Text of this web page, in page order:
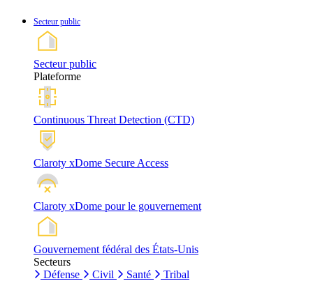
Secteur public
Secteur public
Plateforme
Continuous Threat Detection (CTD)
Claroty xDome Secure Access
Claroty xDome pour le gouvernement
Gouvernement fédéral des États-Unis
Secteurs
Défense
Civil Santé Tribal